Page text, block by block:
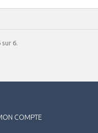
sur 6.
COMPTE